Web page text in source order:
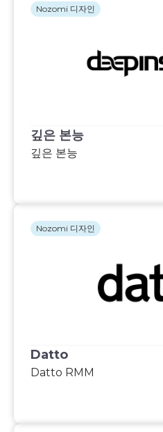
깊은 본능
깊은 본능
Nozomi 디자인
Datto
Datto RMM
Nozomi 디자인